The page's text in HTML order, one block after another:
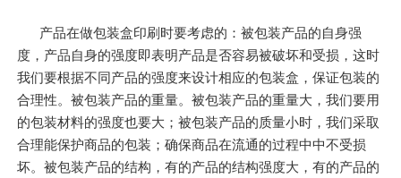
产品在做包装盒印刷时要考虑的：被包装产品的自身强
度，产品自身的强度即表明产品是否容易被破坏和受损，这时
我们要根据不同产品的强度来设计相应的包装盒，保证包装的
合理性。被包装产品的重量。被包装产品的重量大，我们要用
的包装材料的强度也要大；被包装产品的质量小时，我们采取
合理能保护商品的包装；确保商品在流通的过程中中不受损
坏。被包装产品的结构，有的产品的结构强度大，有的产品的